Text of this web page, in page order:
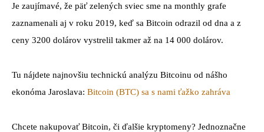
Je zaujímavé, že päť zelených sviec sme na monthly grafe
zaznamenali aj v roku 2019, keď sa Bitcoin odrazil od dna a z
ceny 3200 dolárov vystrelil takmer až na 14 000 dolárov.
Tu nájdete najnovšiu technickú analýzu Bitcoinu od nášho
ekonóma Jaroslava: Bitcoin (BTC) sa s nami ťažko zahráva
Chcete nakupovať Bitcoin, či ďalšie kryptomeny? Jednoznačne